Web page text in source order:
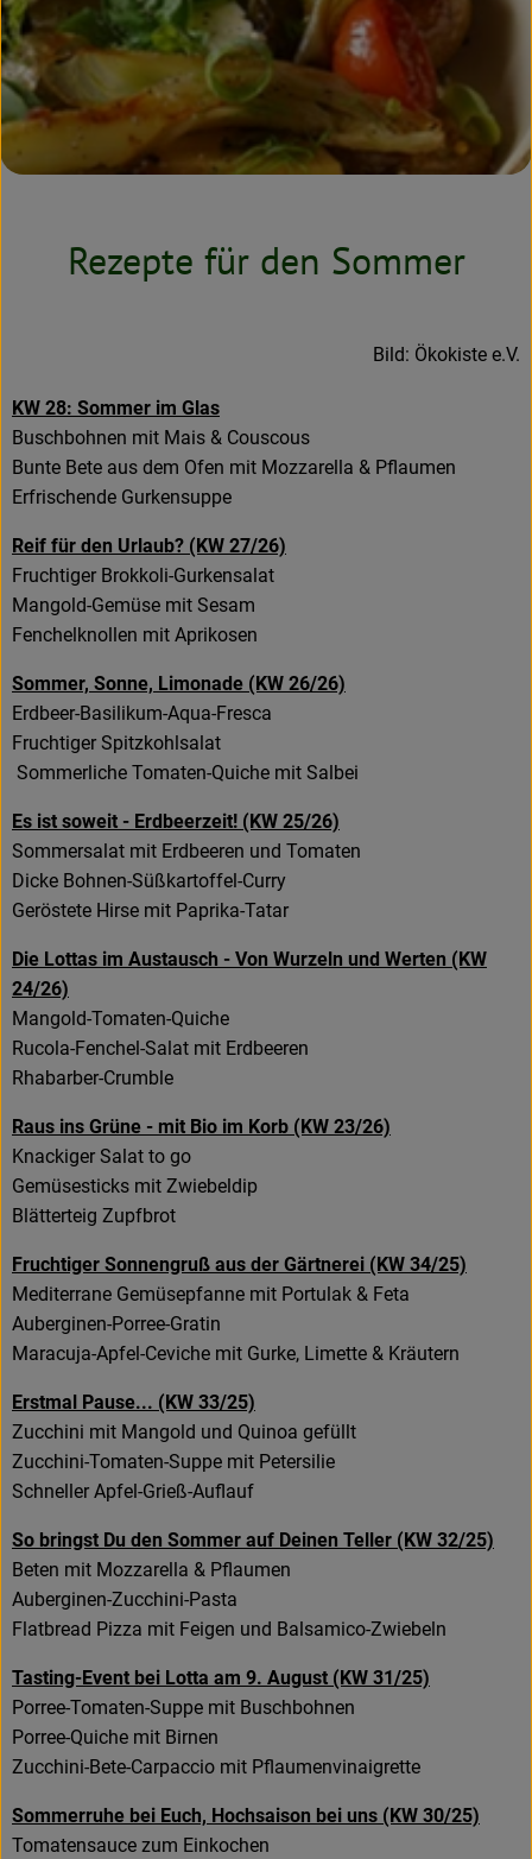
Neues & Angebote
Obst & Gemüse
Frisches
Speisekammer
BioDrogerie
Über uns
Blog
Rezeptarchiv
Rezepte für den Sommer
Bild: Ökokiste e.V.
KW 28: Sommer im Glas
Buschbohnen mit Mais & Couscous
Bunte Bete aus dem Ofen mit Mozzarella & Pflaumen
Erfrischende Gurkensuppe
Reif für den Urlaub? (KW 27/26)
Fruchtiger Brokkoli-Gurkensalat
Mangold-Gemüse mit Sesam
Fenchelknollen mit Aprikosen
Sommer, Sonne, Limonade (KW 26/26)
Erdbeer-Basilikum-Aqua-Fresca
Fruchtiger Spitzkohlsalat
Sommerliche Tomaten-Quiche mit Salbei
Es ist soweit - Erdbeerzeit! (KW 25/26)
Sommersalat mit Erdbeeren und Tomaten
Dicke Bohnen-Süßkartoffel-Curry
Geröstete Hirse mit Paprika-Tatar
Die Lottas im Austausch - Von Wurzeln und Werten (KW
24/26)
Mangold-Tomaten-Quiche
Rucola-Fenchel-Salat mit Erdbeeren
Rhabarber-Crumble
Raus ins Grüne - mit Bio im Korb (KW 23/26)
Knackiger Salat to go
Gemüsesticks mit Zwiebeldip
Blätterteig Zupfbrot
Fruchtiger Sonnengruß aus der Gärtnerei (KW 34/25)
Mediterrane Gemüsepfanne mit Portulak & Feta
Auberginen-Porree-Gratin
Maracuja-Apfel-Ceviche mit Gurke, Limette & Kräutern
Erstmal Pause... (KW 33/25)
Zucchini mit Mangold und Quinoa gefüllt
Zucchini-Tomaten-Suppe mit Petersilie
Schneller Apfel-Grieß-Auflauf
So bringst Du den Sommer auf Deinen Teller (KW 32/25)
Beten mit Mozzarella & Pflaumen
Auberginen-Zucchini-Pasta
Flatbread Pizza mit Feigen und Balsamico-Zwiebeln
Tasting-Event bei Lotta am 9. August (KW 31/25)
Porree-Tomaten-Suppe mit Buschbohnen
Porree-Quiche mit Birnen
Zucchini-Bete-Carpaccio mit Pflaumenvinaigrette
Sommerruhe bei Euch, Hochsaison bei uns (KW 30/25)
Tomatensauce zum Einkochen